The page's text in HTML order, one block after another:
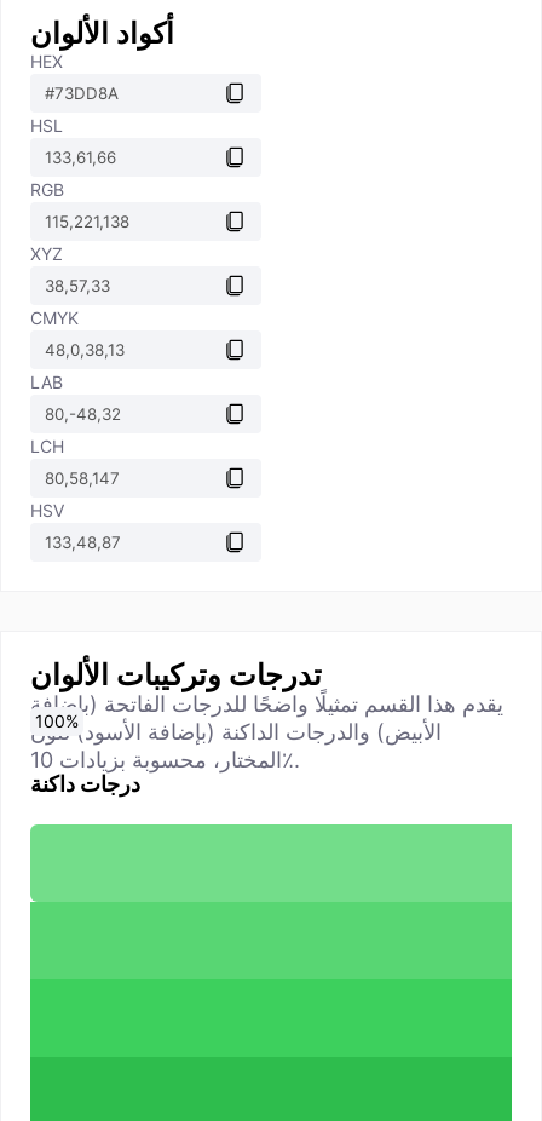
أكواد الألوان
HEX
HSL
RGB
XYZ
CMYK
LAB
LCH
HSV
تدرجات وتركيبات الألوان
يقدم هذا القسم تمثيلًا واضحًا للدرجات الفاتحة (بإضافة
الأبيض) والدرجات الداكنة (بإضافة الأسود) للون
المختار، محسوبة بزيادات 10٪.
درجات داكنة
0%
10%
20%
30%
40%
50%
60%
70%
80%
90%
100%